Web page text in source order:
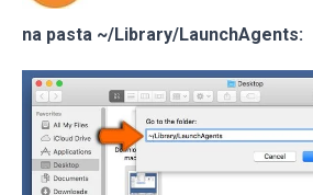
na pasta ~/Library/LaunchAgents: